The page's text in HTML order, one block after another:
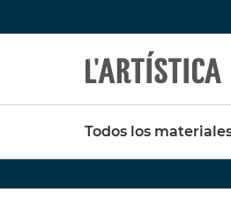
Búsquedas populares
vallejo pinceles
Todos los